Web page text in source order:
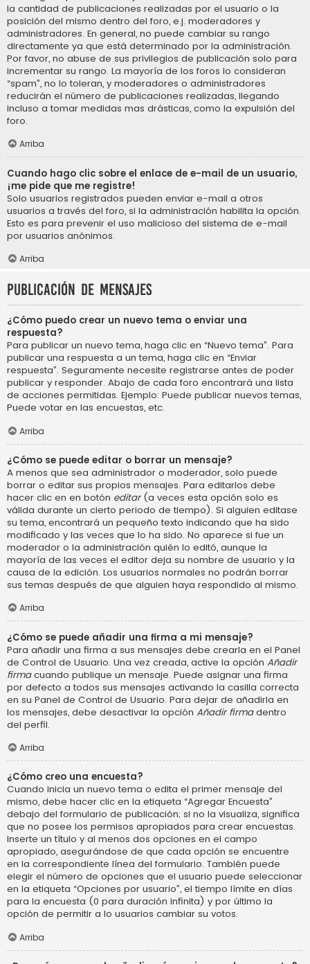
la cantidad de publicaciones realizadas por el usuario o la
posición del mismo dentro del foro, e.j. moderadores y
administradores. En general, no puede cambiar su rango
directamente ya que está determinado por la administración.
Por favor, no abuse de sus privilegios de publicación solo para
incrementar su rango. La mayoría de los foros lo consideran
“spam”, no lo toleran, y moderadores o administradores
reducirán el número de publicaciones realizadas, llegando
incluso a tomar medidas mas drásticas, como la expulsión del
foro.
Arriba
Cuando hago clic sobre el enlace de e-mail de un usuario,
¡me pide que me registre!
Solo usuarios registrados pueden enviar e-mail a otros
usuarios a través del foro, si la administración habilita la opción.
Esto es para prevenir el uso malicioso del sistema de e-mail
por usuarios anónimos.
Arriba
Publicación de mensajes
¿Cómo puedo crear un nuevo tema o enviar una
respuesta?
Para publicar un nuevo tema, haga clic en “Nuevo tema”. Para
publicar una respuesta a un tema, haga clic en “Enviar
respuesta”. Seguramente necesite registrarse antes de poder
publicar y responder. Abajo de cada foro encontrará una lista
de acciones permitidas. Ejemplo: Puede publicar nuevos temas,
Puede votar en las encuestas, etc.
Arriba
¿Cómo se puede editar o borrar un mensaje?
A menos que sea administrador o moderador, solo puede
borrar o editar sus propios mensajes. Para editarlos debe
hacer clic en en botón editar(a veces esta opción solo es
válida durante un cierto periodo de tiempo). Si alguien editase
su tema, encontrará un pequeño texto indicando que ha sido
modificado y las veces que lo ha sido. No aparece si fue un
moderador o la administración quién lo editó, aunque la
mayoría de las veces el editor deja su nombre de usuario y la
causa de la edición. Los usuarios normales no podrán borrar
sus temas después de que alguien haya respondido al mismo.
Arriba
¿Cómo se puede añadir una firma a mi mensaje?
Para añadir una firma a sus mensajes debe crearla en el Panel
de Control de Usuario. Una vez creada, active la opción Añadir
firmacuando publique un mensaje. Puede asignar una firma
por defecto a todos sus mensajes activando la casilla correcta
en su Panel de Control de Usuario. Para dejar de añadirla en
los mensajes, debe desactivar la opción Añadir firmadentro
del perfil.
Arriba
¿Cómo creo una encuesta?
Cuando inicia un nuevo tema o edita el primer mensaje del
mismo, debe hacer clic en la etiqueta “Agregar Encuesta”
debajo del formulario de publicación; si no la visualiza, significa
que no posee los permisos apropiados para crear encuestas.
Inserte un título y al menos dos opciones en el campo
apropiado, asegurándose de que cada opción se encuentre
en la correspondiente línea del formulario. También puede
elegir el número de opciones que el usuario puede seleccionar
en la etiqueta “Opciones por usuario”, el tiempo límite en días
para la encuesta (0 para duración infinita) y por último la
opción de permitir a lo usuarios cambiar su votos.
Arriba